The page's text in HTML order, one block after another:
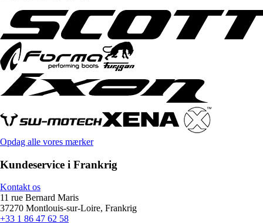
Opdag alle vores mærker
Kundeservice i Frankrig
Kontakt os
11 rue Bernard Maris
37270 Montlouis-sur-Loire, Frankrig
+33 1 86 47 62 58